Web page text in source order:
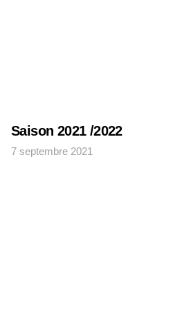
Saison 2021 /2022
7 septembre 2021